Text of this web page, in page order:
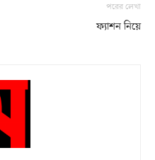
পরের লেখা
ফ্যাশন নিয়ে